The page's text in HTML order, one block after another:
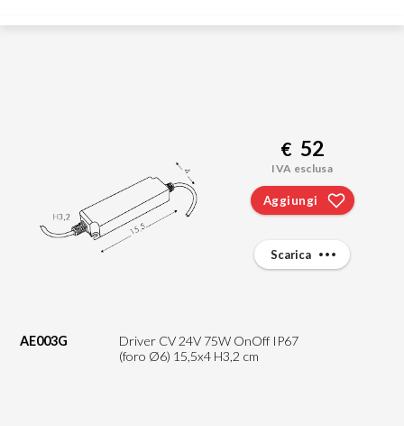
AE003G
Driver CV 24V 75W OnOff IP67
(foro Ø6) 15,5x4 H3,2 cm
€ 52
IVA esclusa
Aggiungi
Scarica